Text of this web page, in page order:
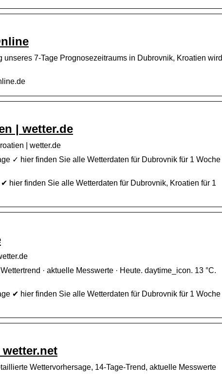
7-Tage Prognosezeitraums in Dubrovnik, Kroatien wird
| wetter.de
| wetter.de
✓ hier finden Sie alle Wetterdaten für Dubrovnik für 1 Woche
hier finden Sie alle Wetterdaten für Dubrovnik, Kroatien für 1
· aktuelle Messwerte · Heute. daytime_icon. 13 °C.
✔ hier finden Sie alle Wetterdaten für Dubrovnik für 1 Woche
Wettervorhersage, 14-Tage-Trend, aktuelle Messwerte